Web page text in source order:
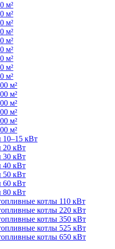
м²
м²
м²
м²
м²
м²
м²
м²
м²
м²
м²
м²
м²
м²
м²
10–15 кВт
20 кВт
30 кВт
40 кВт
50 кВт
60 кВт
80 кВт
котлы 110 кВт
котлы 220 кВт
котлы 350 кВт
котлы 525 кВт
котлы 650 кВт